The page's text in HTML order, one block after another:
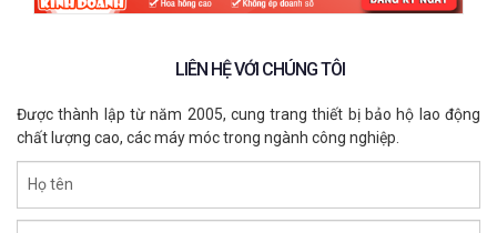
LIÊN HỆ VỚI CHÚNG TÔI
Được thành lập từ năm 2005, cung trang thiết bị bảo hộ lao động
chất lượng cao, các máy móc trong ngành công nghiệp.
Họ tên